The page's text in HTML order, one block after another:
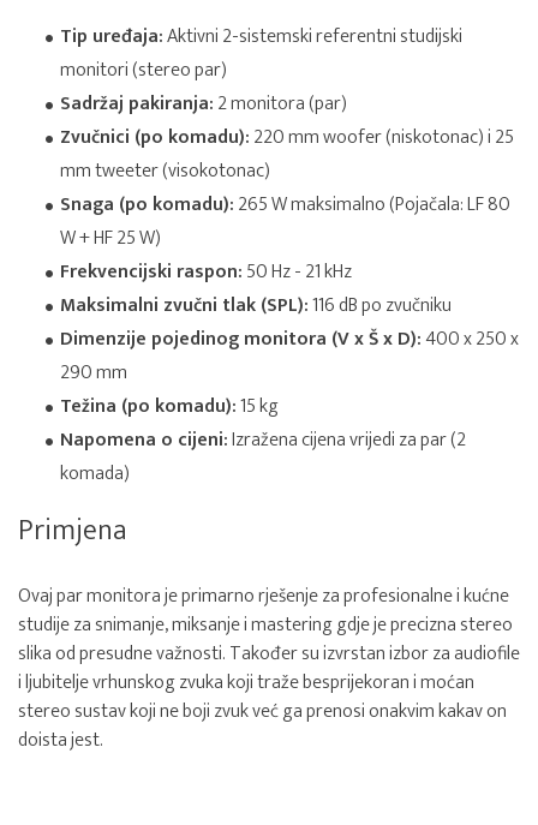
Tip uređaja:Aktivni 2-sistemski referentni studijski
monitori (stereo par)
Sadržaj pakiranja:2 monitora (par)
Zvučnici (po komadu):220 mm woofer (niskotonac) i 25
mm tweeter (visokotonac)
Snaga (po komadu):265 W maksimalno (Pojačala: LF 80
W + HF 25 W)
Frekvencijski raspon:50 Hz - 21 kHz
Maksimalni zvučni tlak (SPL):116 dB po zvučniku
Dimenzije pojedinog monitora (V x Š x D):400 x 250 x
290 mm
Težina (po komadu):15 kg
Napomena o cijeni:Izražena cijena vrijedi za par (2
komada)
Primjena
Ovaj par monitora je primarno rješenje za profesionalne i kućne
studije za snimanje, miksanje i mastering gdje je precizna stereo
slika od presudne važnosti. Također su izvrstan izbor za audiofile
i ljubitelje vrhunskog zvuka koji traže besprijekoran i moćan
stereo sustav koji ne boji zvuk već ga prenosi onakvim kakav on
doista jest.